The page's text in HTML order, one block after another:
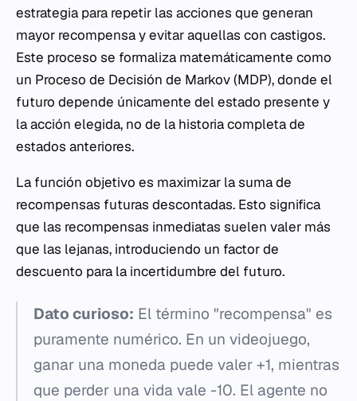
estrategia para repetir las acciones que generan
mayor recompensa y evitar aquellas con castigos.
Este proceso se formaliza matemáticamente como
un Proceso de Decisión de Markov (MDP), donde el
futuro depende únicamente del estado presente y
la acción elegida, no de la historia completa de
estados anteriores.
La función objetivo es maximizar la suma de
recompensas futuras descontadas. Esto significa
que las recompensas inmediatas suelen valer más
que las lejanas, introduciendo un factor de
descuento para la incertidumbre del futuro.
Dato curioso: El término "recompensa" es
puramente numérico. En un videojuego,
ganar una moneda puede valer +1, mientras
que perder una vida vale -10. El agente no